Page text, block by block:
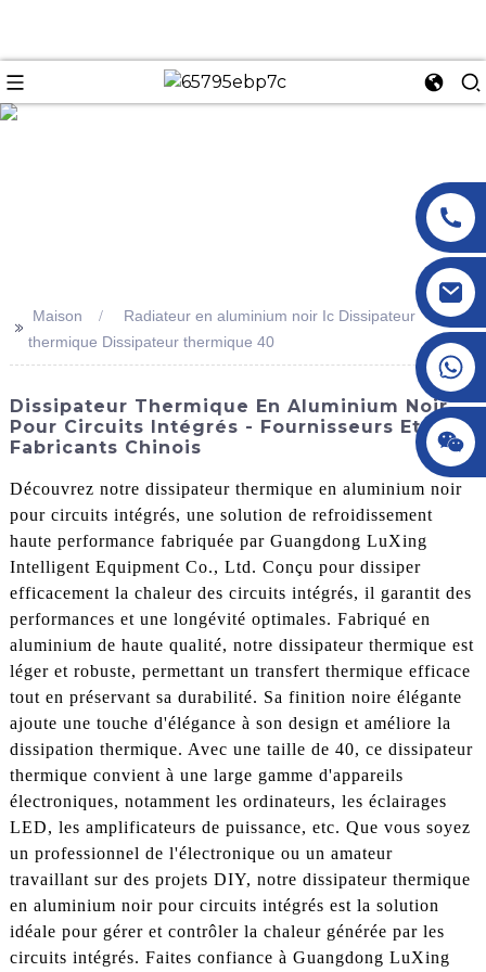
+86 18145770882
+86 18145770882
>>
Maison
Radiateur en aluminium noir Ic Dissipateur
thermique Dissipateur thermique 40
Dissipateur Thermique En Aluminium Noir
Pour Circuits Intégrés - Fournisseurs Et
Fabricants Chinois
Découvrez notre dissipateur thermique en aluminium noir
pour circuits intégrés, une solution de refroidissement
haute performance fabriquée par Guangdong LuXing
Intelligent Equipment Co., Ltd. Conçu pour dissiper
efficacement la chaleur des circuits intégrés, il garantit des
performances et une longévité optimales. Fabriqué en
aluminium de haute qualité, notre dissipateur thermique est
léger et robuste, permettant un transfert thermique efficace
tout en préservant sa durabilité. Sa finition noire élégante
ajoute une touche d'élégance à son design et améliore la
dissipation thermique. Avec une taille de 40, ce dissipateur
thermique convient à une large gamme d'appareils
électroniques, notamment les ordinateurs, les éclairages
LED, les amplificateurs de puissance, etc. Que vous soyez
un professionnel de l'électronique ou un amateur
travaillant sur des projets DIY, notre dissipateur thermique
en aluminium noir pour circuits intégrés est la solution
idéale pour gérer et contrôler la chaleur générée par les
circuits intégrés. Faites confiance à Guangdong LuXing